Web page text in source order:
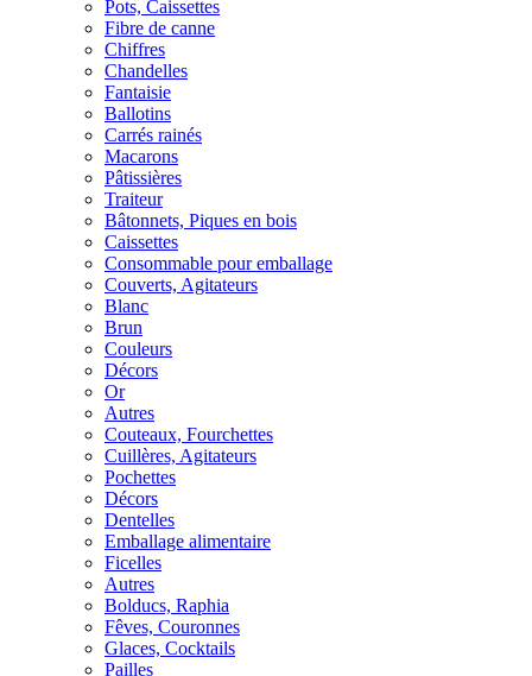
Pots, Caissettes
Fibre de canne
Chiffres
Chandelles
Fantaisie
Ballotins
Carrés rainés
Macarons
Pâtissières
Traiteur
Bâtonnets, Piques en bois
Caissettes
Consommable pour emballage
Couverts, Agitateurs
Blanc
Brun
Couleurs
Décors
Or
Autres
Couteaux, Fourchettes
Cuillères, Agitateurs
Pochettes
Décors
Dentelles
Emballage alimentaire
Ficelles
Autres
Bolducs, Raphia
Fêves, Couronnes
Glaces, Cocktails
Pailles